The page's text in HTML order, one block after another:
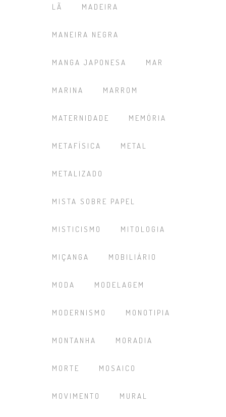
LÃ MADEIRA
MANEIRA NEGRA
MANGA JAPONESA MAR
MARINA MARROM
MATERNIDADE MEMÓRIA
METAFÍSICA METAL
METALIZADO
MISTA SOBRE PAPEL
MISTICISMO MITOLOGIA
MIÇANGA MOBILIÁRIO
MODA MODELAGEM
MODERNISMO MONOTIPIA
MONTANHA MORADIA
MORTE MOSAICO
MOVIMENTO MURAL